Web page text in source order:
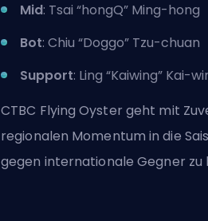
Mid: Tsai “hongQ” Ming-hong
Bot: Chiu “Doggo” Tzu-chuan
Support: Ling “Kaiwing” Kai-
CTBC Flying Oyster geht mit
regionalen Momentum in die
gegen internationale Gegner zu